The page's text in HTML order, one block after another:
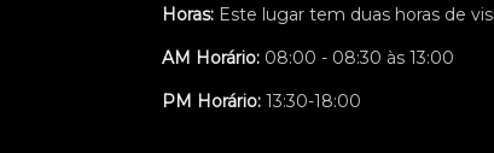
Horas: Este lugar tem duas horas de
AM Horário: 08:00 - 08:30 às 13:00
PM Horário: 13:30-18:00